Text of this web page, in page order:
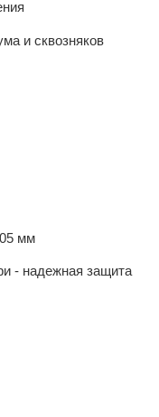
и сквозняков
мм
- надежная защита